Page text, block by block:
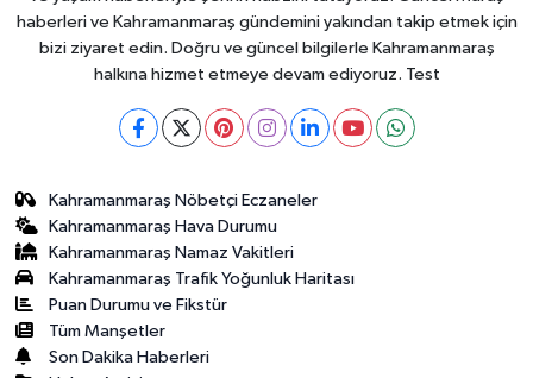
haberleri ve Kahramanmaraş gündemini yakından takip etmek için
bizi ziyaret edin. Doğru ve güncel bilgilerle Kahramanmaraş
halkına hizmet etmeye devam ediyoruz. Test
Kahramanmaraş Nöbetçi Eczaneler
Kahramanmaraş Hava Durumu
Kahramanmaraş Namaz Vakitleri
Kahramanmaraş Trafik Yoğunluk Haritası
Puan Durumu ve Fikstür
Tüm Manşetler
Son Dakika Haberleri